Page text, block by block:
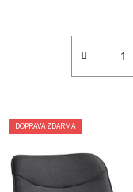
DOPRAVA ZDARMA